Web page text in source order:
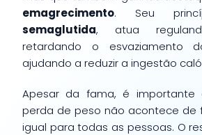
emagrecimento. Seu
semaglutida, atua
retardando o esvaziamento
ajudando a reduzir a ingestão
Apesar da fama, é importante
perda de peso não acontece de
igual para todas as pessoas. O